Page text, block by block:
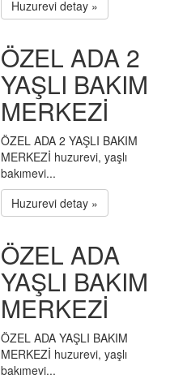
Huzurevi detay »
ÖZEL ADA 2
YAŞLI BAKIM
MERKEZİ
ÖZEL ADA 2 YAŞLI BAKIM
MERKEZİ huzurevi, yaşlı
bakımevi...
Huzurevi detay »
ÖZEL ADA
YAŞLI BAKIM
MERKEZİ
ÖZEL ADA YAŞLI BAKIM
MERKEZİ huzurevi, yaşlı
bakımevi...